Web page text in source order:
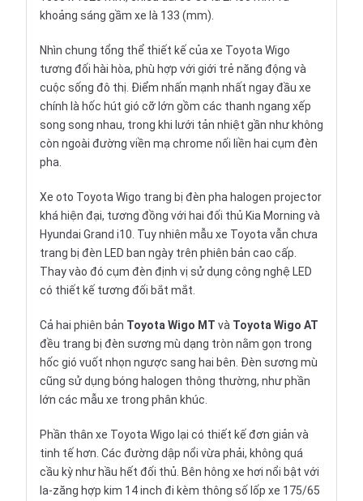
khoảng sáng gầm xe là 133 (mm).
Nhìn chung tổng thể thiết kế của xe Toyota Wigo
tương đối hài hòa, phù hợp với giới trẻ năng động và
cuộc sống đô thị. Điểm nhấn mạnh nhất ngay đầu xe
chính là hốc hút gió cỡ lớn gồm các thanh ngang xếp
song song nhau, trong khi lưới tản nhiệt gần như không
còn ngoài đường viền mạ chrome nối liền hai cụm đèn
pha.
Xe oto Toyota Wigo trang bị đèn pha halogen projector
khá hiện đại, tương đồng với hai đối thủ Kia Morning và
Hyundai Grand i10. Tuy nhiên mẫu xe Toyota vẫn chưa
trang bị đèn LED ban ngày trên phiên bản cao cấp.
Thay vào đó cụm đèn định vị sử dụng công nghệ LED
có thiết kế tương đối bắt mắt.
Cả hai phiên bản Toyota Wigo MT và Toyota Wigo AT
đều trang bị đèn sương mù dạng tròn nằm gọn trong
hốc gió vuốt nhọn ngược sang hai bên. Đèn sương mù
cũng sử dụng bóng halogen thông thường, như phần
lớn các mẫu xe trong phân khúc.
Phần thân xe Toyota Wigo lại có thiết kế đơn giản và
tinh tế hơn. Các đường dập nổi vừa phải, không quá
cầu kỳ như hầu hết đối thủ. Bên hông xe hơi nổi bật với
la-zăng hợp kim 14 inch đi kèm thông số lốp xe 175/65